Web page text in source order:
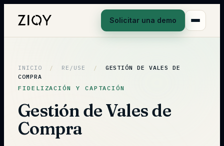
Solicitar una demo
INICIO / RE/USE /
GESTIÓN DE VALES DE
COMPRA
FIDELIZACIÓN Y CAPTACIÓN
Gestión de Vales de
Compra